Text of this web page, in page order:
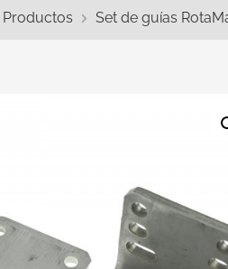
Productos Set de guías